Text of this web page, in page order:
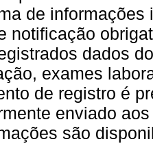
de
notificação
dados
exames
de registro é
enviado
são